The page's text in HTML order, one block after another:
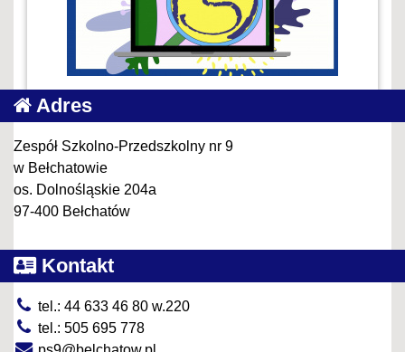
Adres
Zespół Szkolno-Przedszkolny nr 9
w Bełchatowie
os. Dolnośląskie 204a
97-400 Bełchatów
Kontakt
tel.: 44 633 46 80 w.220
tel.: 505 695 778